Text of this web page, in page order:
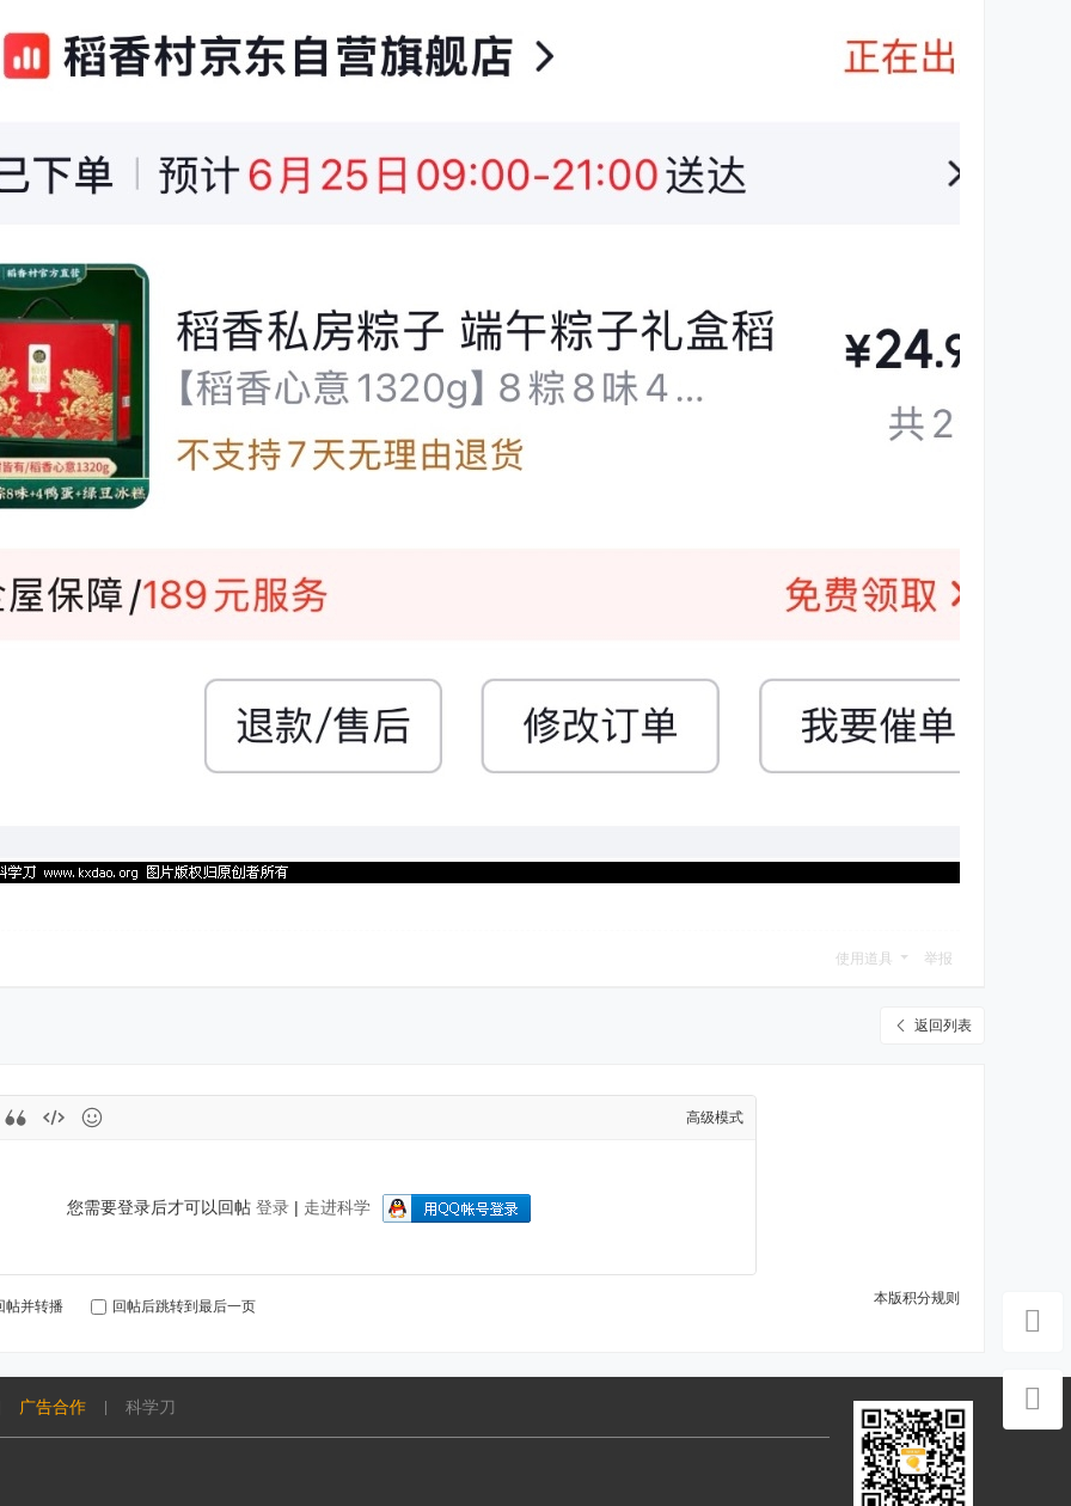
使用道具 举报
返回列表
高级模式
您需要登录后才可以回帖 登录| 走进科学
本版积分规则
帖并转播 回帖后跳转到最后一页
广告合作 科学刀